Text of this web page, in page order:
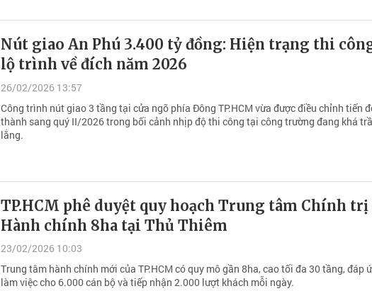
Nút giao An Phú 3.400 tỷ đồng: Hiện trạng thi
lộ trình về đích năm 2026
26/02/2026 13:57
Công trình nút giao 3 tầng tại cửa ngõ phía Đông TP.HCM vừa được điều chỉnh tiến
thành sang quý II/2026 trong bối cảnh nhịp độ thi công tại công trường đang khá
lắng.
TP.HCM phê duyệt quy hoạch Trung tâm Chính
Hành chính 8ha tại Thủ Thiêm
23/02/2026 10:03
Trung tâm hành chính mới của TP.HCM có quy mô gần 8ha, cao tối đa 30 tầng, đáp
làm việc cho 6.000 cán bộ và tiếp nhận 2.000 lượt khách mỗi ngày.